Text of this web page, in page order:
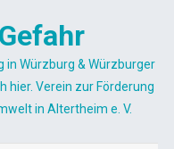
in Würzburg & Würzburger
hier. Verein zur Förderung
in Altertheim e. V.